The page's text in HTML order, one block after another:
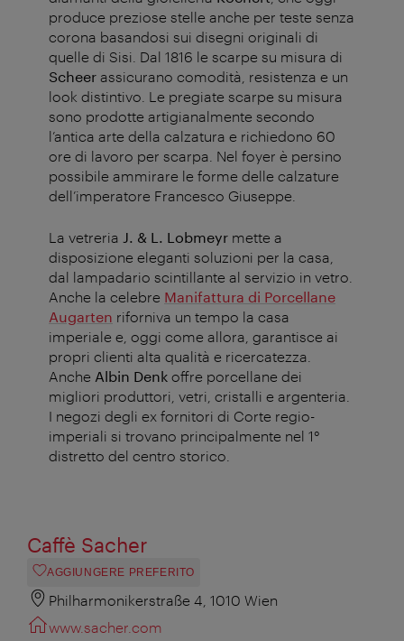
produce preziose stelle anche per teste senza
corona basandosi sui disegni originali di
quelle di Sisi. Dal 1816 le scarpe su misura di
Scheer assicurano comodità, resistenza e un
look distintivo. Le pregiate scarpe su misura
sono prodotte artigianalmente secondo
l’antica arte della calzatura e richiedono 60
ore di lavoro per scarpa. Nel foyer è persino
possibile ammirare le forme delle calzature
dell’imperatore Francesco Giuseppe.
La vetreria J. & L. Lobmeyr mette a
disposizione eleganti soluzioni per la casa,
dal lampadario scintillante al servizio in vetro.
Anche la celebre Manifattura di Porcellane
Augarten riforniva un tempo la casa
imperiale e, oggi come allora, garantisce ai
propri clienti alta qualità e ricercatezza.
Anche Albin Denk offre porcellane dei
migliori produttori, vetri, cristalli e argenteria.
I negozi degli ex fornitori di Corte regio-
imperiali si trovano principalmente nel 1°
distretto del centro storico.
Caffè Sacher
AGGIUNGERE PREFERITO
Philharmonikerstraße 4, 1010 Wien
www.sacher.com